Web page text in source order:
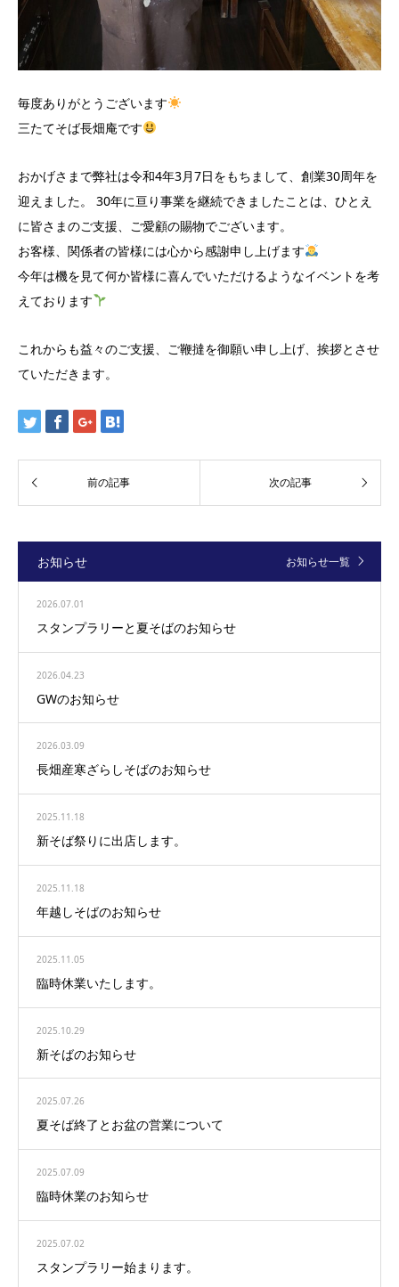
毎度ありがとうございます
三たてそば長畑庵です
おかげさまで弊社は令和4年3月7日をもちまして、創業30周年を
迎えました。 30年に亘り事業を継続できましたことは、ひとえ
に皆さまのご支援、ご愛顧の賜物でございます。
お客様、関係者の皆様には心から感謝申し上げます
今年は機を見て何か皆様に喜んでいただけるようなイベントを考
えております
これからも益々のご支援、ご鞭撻を御願い申し上げ、挨拶とさせ
ていただきます。
お知らせ お知らせ一覧
2026.07.01
スタンプラリーと夏そばのお知らせ
2026.04.23
GWのお知らせ
2026.03.09
長畑産寒ざらしそばのお知らせ
2025.11.18
新そば祭りに出店します。
2025.11.18
年越しそばのお知らせ
2025.11.05
臨時休業いたします。
2025.10.29
新そばのお知らせ
2025.07.26
夏そば終了とお盆の営業について
2025.07.09
臨時休業のお知らせ
2025.07.02
スタンプラリー始まります。